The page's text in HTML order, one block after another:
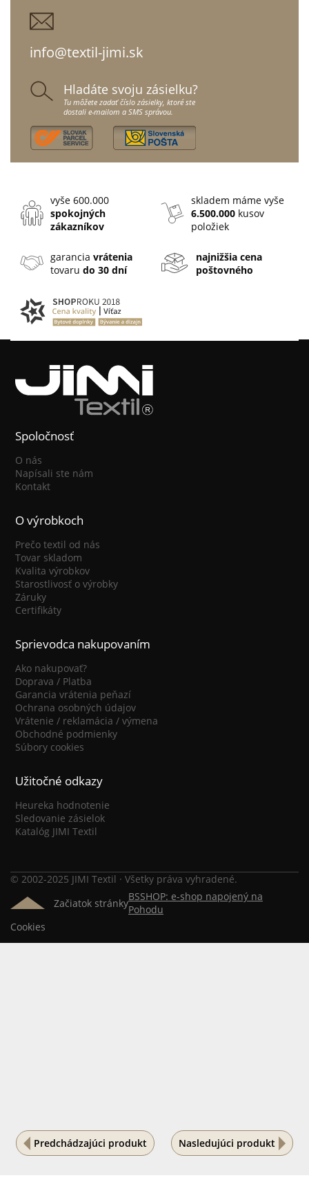
Predchádzajúci produkt Nasledujúci produkt
info@textil-jimi.sk
Hladáte svoju zásielku?
Tu môžete zadať číslo zásielky, ktoré ste
dostali e-mailom a SMS správou.
vyše 600.000
spokojných
zákazníkov
skladem máme vyše
6.500.000 kusov
položiek
garanciavrátenia
tovarudo 30 dní
najnižšia cena
poštovného
Spoločnosť
O nás
Napísali ste nám
Kontakt
O výrobkoch
Prečo textil od nás
Tovar skladom
Kvalita výrobkov
Starostlivosť o výrobky
Záruky
Certifikáty
Sprievodca nakupovaním
Ako nakupovať?
Doprava / Platba
Garancia vrátenia peňazí
Ochrana osobných údajov
Vrátenie / reklamácia / výmena
Obchodné podmienky
Súbory cookies
Užitočné odkazy
Heureka hodnotenie
Sledovanie zásielok
Katalóg JIMI Textil
© 2002-2025 JIMI Textil · Všetky práva vyhradené.
Začiatok stránkyBSSHOP: e-shop napojený na
Pohodu
Cookies